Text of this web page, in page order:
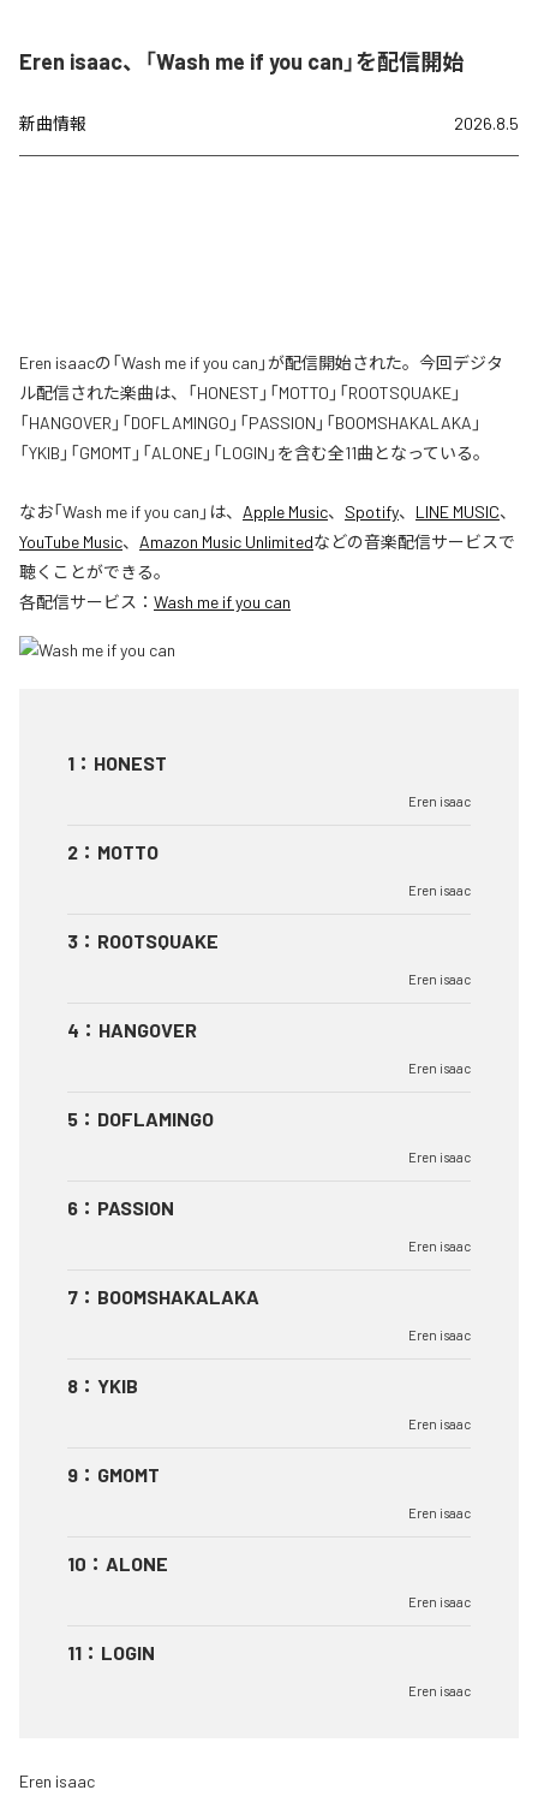
Eren isaac、「Wash me if you can」を配信開始
新曲情報 2026.8.5
Eren isaacの「Wash me if you can」が配信開始された。今回デジタ
ル配信された楽曲は、「HONEST」「MOTTO」「ROOTSQUAKE」
「HANGOVER」「DOFLAMINGO」「PASSION」「BOOMSHAKALAKA」
「YKIB」「GMOMT」「ALONE」「LOGIN」を含む全11曲となっている。
なお「Wash me if you can 」は、 Apple Music、 Spotify、 LINE MUSIC、
YouTube Music、 Amazon Music Unlimitedなどの音楽配信サービスで
聴くことができる。
各配信サービス： Wash me if you can
1 ： HONEST
Eren isaac
2 ： MOTTO
Eren isaac
3 ： ROOTSQUAKE
Eren isaac
4 ： HANGOVER
Eren isaac
5 ： DOFLAMINGO
Eren isaac
6 ： PASSION
Eren isaac
7 ： BOOMSHAKALAKA
Eren isaac
8 ： YKIB
Eren isaac
9 ： GMOMT
Eren isaac
10 ： ALONE
Eren isaac
11 ： LOGIN
Eren isaac
Eren isaac